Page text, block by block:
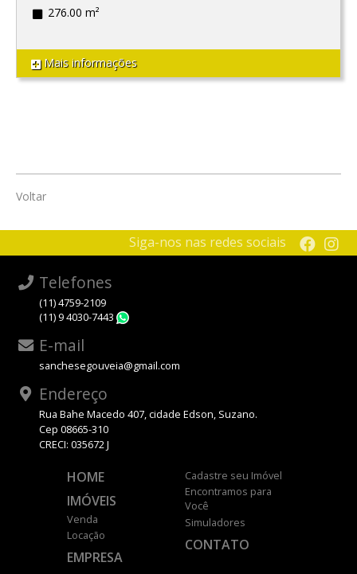
276.00 m²
Mais informações
Voltar
Siga-nos nas redes sociais
Telefones
(11) 4759-2109
(11) 9 4030-7443
E-mail
sanchesegouveia@gmail.com
Endereço
Rua Bahe Macedo 407, cidade Edson, Suzano.
Cep 08665-310
CRECI: 035672 J
HOME
IMÓVEIS
Venda
Locação
EMPRESA
Cadastre seu Imóvel
Encontramos para
Você
Simuladores
CONTATO